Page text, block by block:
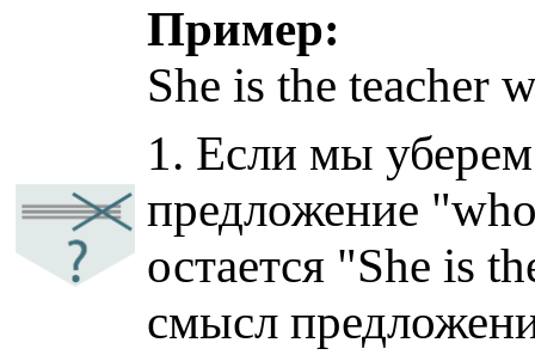
Пример:
She is the teacher
1. Если мы
предложение
остается "She is
смысл